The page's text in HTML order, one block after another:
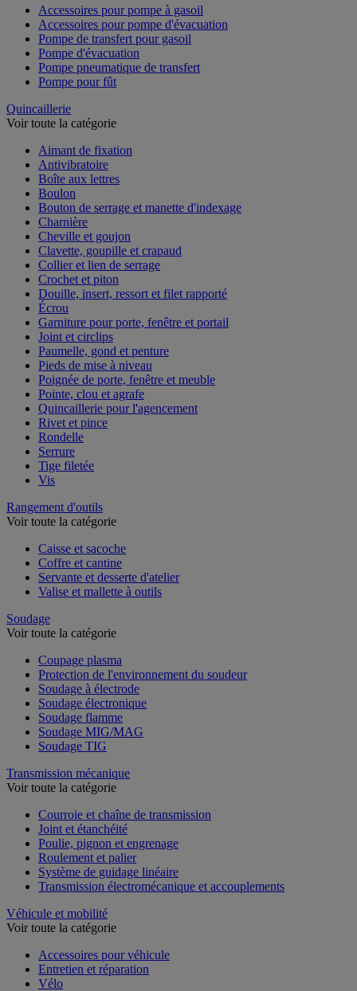
Accessoires pour pompe à gasoil
Accessoires pour pompe d'évacuation
Pompe de transfert pour gasoil
Pompe d'évacuation
Pompe pneumatique de transfert
Pompe pour fût
Quincaillerie
Voir toute la catégorie
Aimant de fixation
Antivibratoire
Boîte aux lettres
Boulon
Bouton de serrage et manette d'indexage
Charnière
Cheville et goujon
Clavette, goupille et crapaud
Collier et lien de serrage
Crochet et piton
Douille, insert, ressort et filet rapporté
Écrou
Garniture pour porte, fenêtre et portail
Joint et circlips
Paumelle, gond et penture
Pieds de mise à niveau
Poignée de porte, fenêtre et meuble
Pointe, clou et agrafe
Quincaillerie pour l'agencement
Rivet et pince
Rondelle
Serrure
Tige filetée
Vis
Rangement d'outils
Voir toute la catégorie
Caisse et sacoche
Coffre et cantine
Servante et desserte d'atelier
Valise et mallette à outils
Soudage
Voir toute la catégorie
Coupage plasma
Protection de l'environnement du soudeur
Soudage à électrode
Soudage électronique
Soudage flamme
Soudage MIG/MAG
Soudage TIG
Transmission mécanique
Voir toute la catégorie
Courroie et chaîne de transmission
Joint et étanchéité
Poulie, pignon et engrenage
Roulement et palier
Système de guidage linéaire
Transmission électromécanique et accouplements
Véhicule et mobilité
Voir toute la catégorie
Accessoires pour véhicule
Entretien et réparation
Vélo